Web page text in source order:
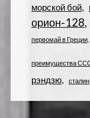
морской бой
орион-128
первомай в Греции
преимущества
рэндзю сталин